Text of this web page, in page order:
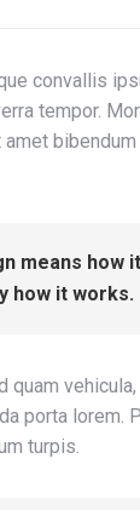
convallis
tempor.
means how
how it works.
porta
turpis.